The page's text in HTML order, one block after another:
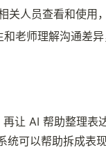
关人员查看和使用
老师理解沟通差异
再让 AI 帮助整理
统可以帮助拆成表